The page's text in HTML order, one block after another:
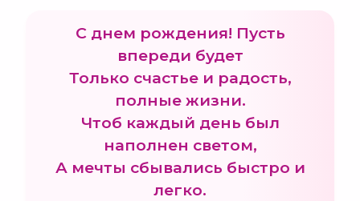
С днем рождения! Пусть
впереди будет
Только счастье и радость,
полные жизни.
Чтоб каждый день был
наполнен светом,
А мечты сбывались быстро и
легко.